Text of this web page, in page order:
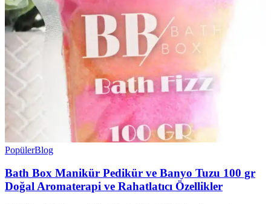
PopülerBlog
Bath Box Manikür Pedikür ve Banyo Tuzu 100 gr
Doğal Aromaterapi ve Rahatlatıcı Özellikler